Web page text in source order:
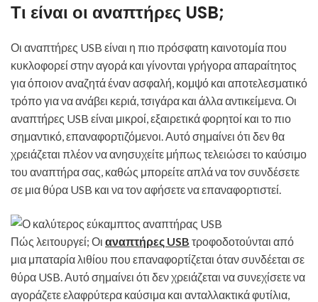
Τι είναι οι αναπτήρες USB;
Οι αναπτήρες USB είναι η πιο πρόσφατη καινοτομία που
κυκλοφορεί στην αγορά και γίνονται γρήγορα απαραίτητος
για όποιον αναζητά έναν ασφαλή, κομψό και αποτελεσματικό
τρόπο για να ανάβει κεριά, τσιγάρα και άλλα αντικείμενα. Οι
αναπτήρες USB είναι μικροί, εξαιρετικά φορητοί και το πιο
σημαντικό, επαναφορτιζόμενοι. Αυτό σημαίνει ότι δεν θα
χρειάζεται πλέον να ανησυχείτε μήπως τελειώσει το καύσιμο
του αναπτήρα σας, καθώς μπορείτε απλά να τον συνδέσετε
σε μια θύρα USB και να τον αφήσετε να επαναφορτιστεί.
Πώς λειτουργεί; Οι αναπτήρες USB τροφοδοτούνται από
μια μπαταρία λιθίου που επαναφορτίζεται όταν συνδέεται σε
θύρα USB. Αυτό σημαίνει ότι δεν χρειάζεται να συνεχίσετε να
αγοράζετε ελαφρύτερα καύσιμα και ανταλλακτικά φυτίλια,